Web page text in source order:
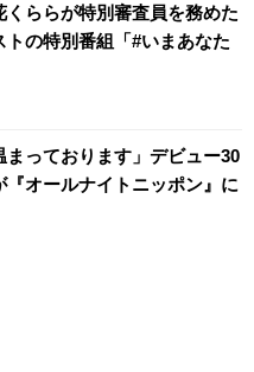
くららが特別審査員を務めた
トの特別番組「#いまあなた
まっております」デビュー30
『オールナイトニッポン』に